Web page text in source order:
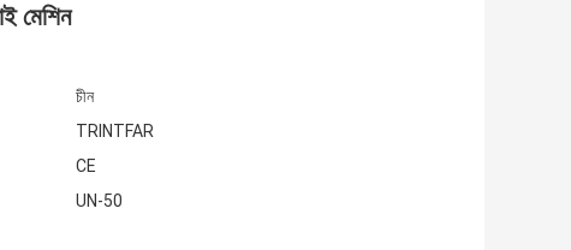
মেশিন
চীন
TRINTFAR
CE
UN-50